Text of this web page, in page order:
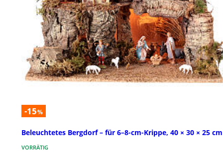
-15%
Beleuchtetes Bergdorf – für 6–8-cm-Krippe, 40 × 30 × 25 cm
VORRÄTIG